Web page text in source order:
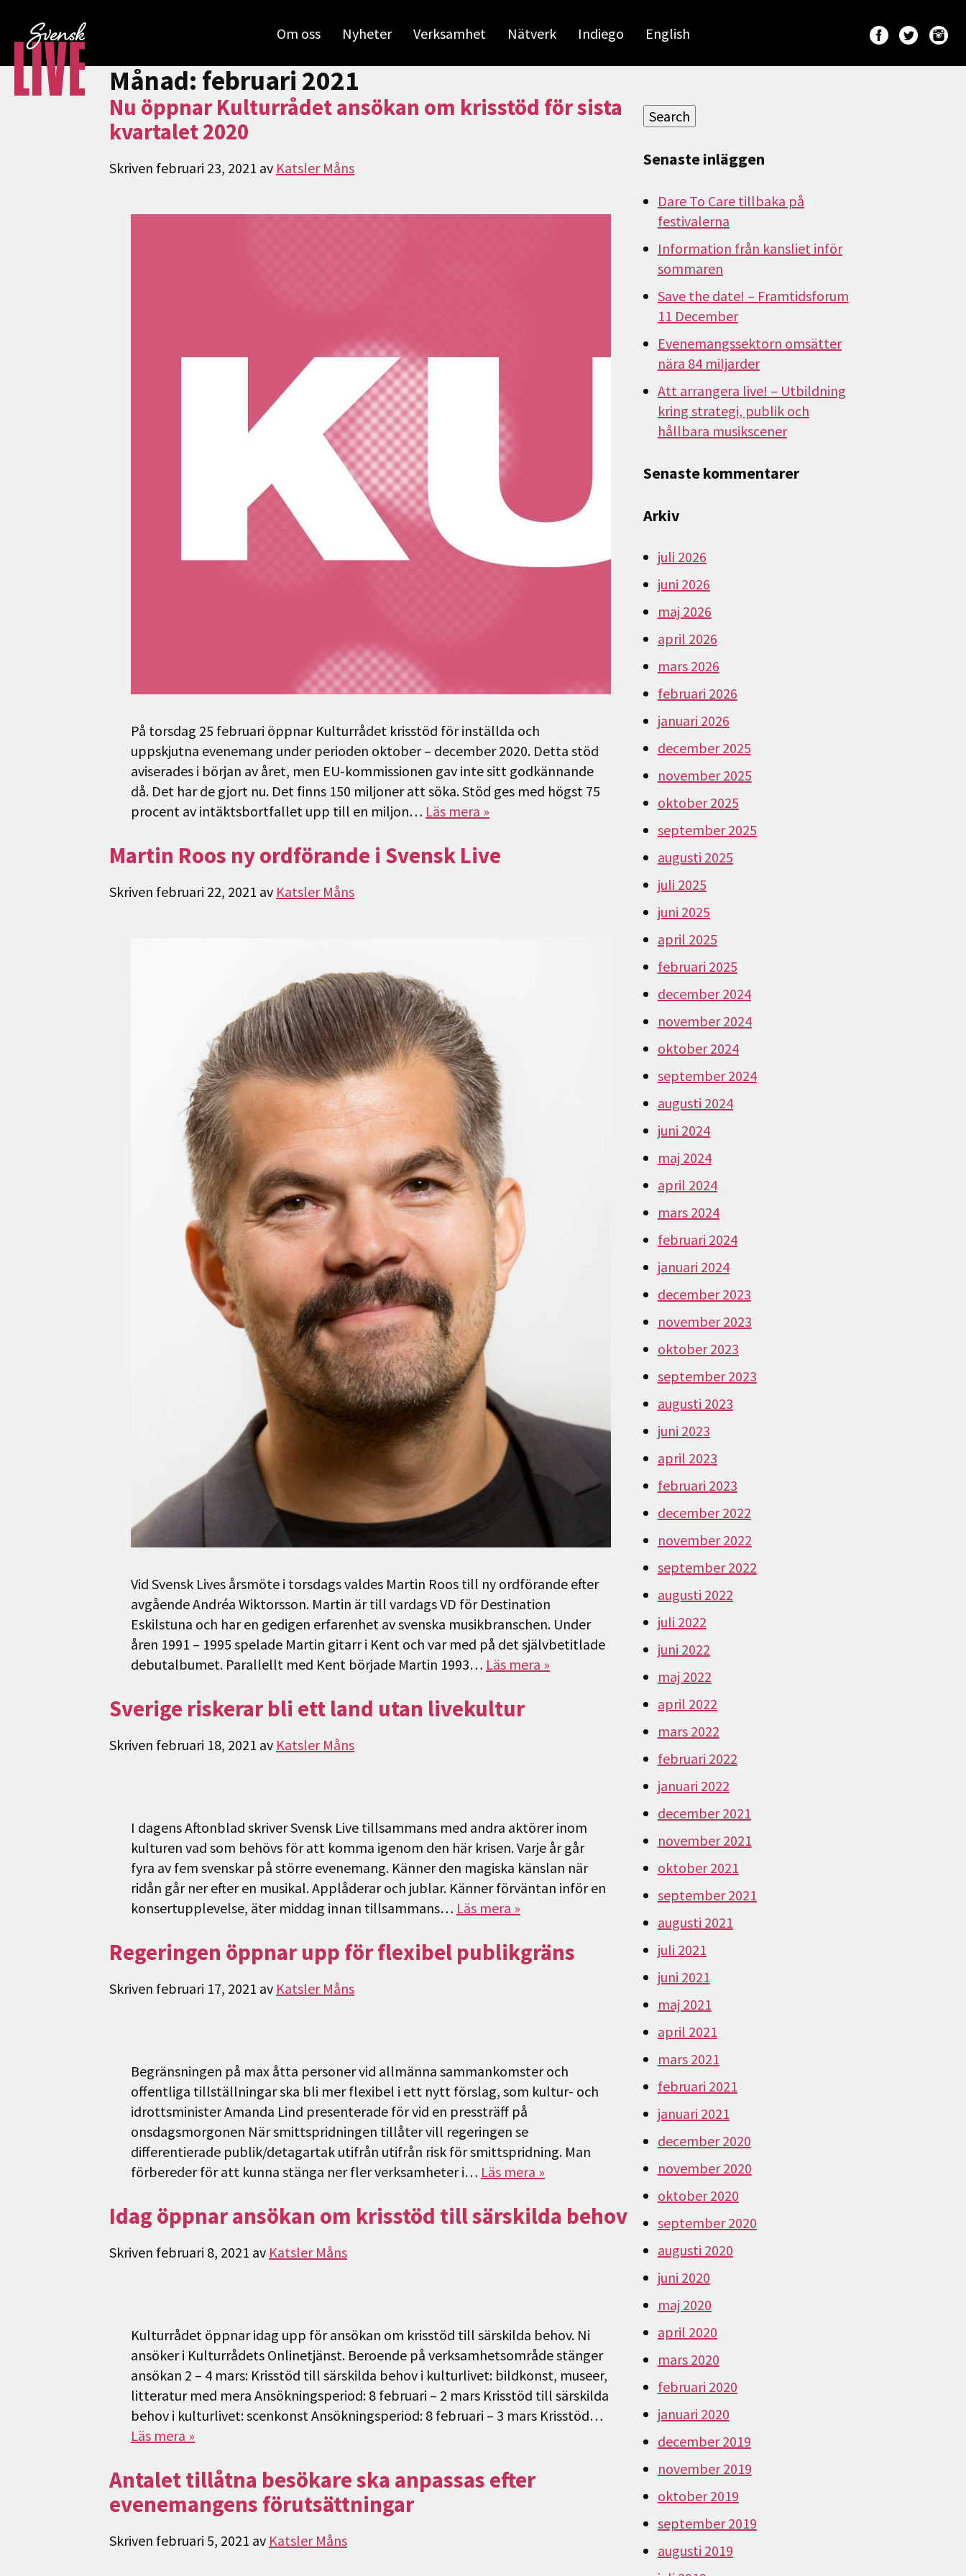
Om oss Nyheter Verksamhet Nätverk Indiego English
Månad: februari 2021
Nu öppnar Kulturrådet ansökan om krisstöd för sista
kvartalet 2020
Skriven februari 23, 2021 av Katsler Måns
På torsdag 25 februari öppnar Kulturrådet krisstöd för inställda och
uppskjutna evenemang under perioden oktober – december 2020. Detta stöd
aviserades i början av året, men EU-kommissionen gav inte sitt godkännande
då. Det har de gjort nu. Det finns 150 miljoner att söka. Stöd ges med högst 75
procent av intäktsbortfallet upp till en miljon… Läs mera »
Martin Roos ny ordförande i Svensk Live
Skriven februari 22, 2021 av Katsler Måns
Vid Svensk Lives årsmöte i torsdags valdes Martin Roos till ny ordförande efter
avgående Andréa Wiktorsson. Martin är till vardags VD för Destination
Eskilstuna och har en gedigen erfarenhet av svenska musikbranschen. Under
åren 1991 – 1995 spelade Martin gitarr i Kent och var med på det självbetitlade
debutalbumet. Parallellt med Kent började Martin 1993… Läs mera »
Sverige riskerar bli ett land utan livekultur
Skriven februari 18, 2021 av Katsler Måns
I dagens Aftonblad skriver Svensk Live tillsammans med andra aktörer inom
kulturen vad som behövs för att komma igenom den här krisen. Varje år går
fyra av fem svenskar på större evenemang. Känner den magiska känslan när
ridån går ner efter en musikal. Applåderar och jublar. Känner förväntan inför en
konsertupplevelse, äter middag innan tillsammans… Läs mera »
Regeringen öppnar upp för flexibel publikgräns
Skriven februari 17, 2021 av Katsler Måns
Begränsningen på max åtta personer vid allmänna sammankomster och
offentliga tillställningar ska bli mer flexibel i ett nytt förslag, som kultur- och
idrottsminister Amanda Lind presenterade för vid en pressträff på
onsdagsmorgonen När smittspridningen tillåter vill regeringen se
differentierade publik/detagartak utifrån utifrån risk för smittspridning. Man
förbereder för att kunna stänga ner fler verksamheter i… Läs mera »
Idag öppnar ansökan om krisstöd till särskilda behov
Skriven februari 8, 2021 av Katsler Måns
Kulturrådet öppnar idag upp för ansökan om krisstöd till särskilda behov. Ni
ansöker i Kulturrådets Onlinetjänst. Beroende på verksamhetsområde stänger
ansökan 2 – 4 mars: Krisstöd till särskilda behov i kulturlivet: bildkonst, museer,
litteratur med mera Ansökningsperiod: 8 februari – 2 mars Krisstöd till särskilda
behov i kulturlivet: scenkonst Ansökningsperiod: 8 februari – 3 mars Krisstöd…
Läs mera »
Antalet tillåtna besökare ska anpassas efter
evenemangens förutsättningar
Skriven februari 5, 2021 av Katsler Måns
Search
Senaste inläggen
Dare To Care tillbaka på
festivalerna
Information från kansliet inför
sommaren
Save the date! – Framtidsforum
11 December
Evenemangssektorn omsätter
nära 84 miljarder
Att arrangera live! – Utbildning
kring strategi, publik och
hållbara musikscener
Senaste kommentarer
Arkiv
juli 2026
juni 2026
maj 2026
april 2026
mars 2026
februari 2026
januari 2026
december 2025
november 2025
oktober 2025
september 2025
augusti 2025
juli 2025
juni 2025
april 2025
februari 2025
december 2024
november 2024
oktober 2024
september 2024
augusti 2024
juni 2024
maj 2024
april 2024
mars 2024
februari 2024
januari 2024
december 2023
november 2023
oktober 2023
september 2023
augusti 2023
juni 2023
april 2023
februari 2023
december 2022
november 2022
september 2022
augusti 2022
juli 2022
juni 2022
maj 2022
april 2022
mars 2022
februari 2022
januari 2022
december 2021
november 2021
oktober 2021
september 2021
augusti 2021
juli 2021
juni 2021
maj 2021
april 2021
mars 2021
februari 2021
januari 2021
december 2020
november 2020
oktober 2020
september 2020
augusti 2020
juni 2020
maj 2020
april 2020
mars 2020
februari 2020
januari 2020
december 2019
november 2019
oktober 2019
september 2019
augusti 2019